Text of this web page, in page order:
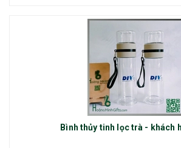
Bình thủy tinh lọc trà - khách